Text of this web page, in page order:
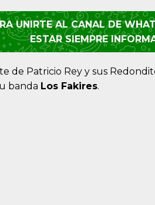
UNIRTE AL CANAL DE
ESTAR SIEMPRE
de Patricio Rey y sus
banda Los Fakires.